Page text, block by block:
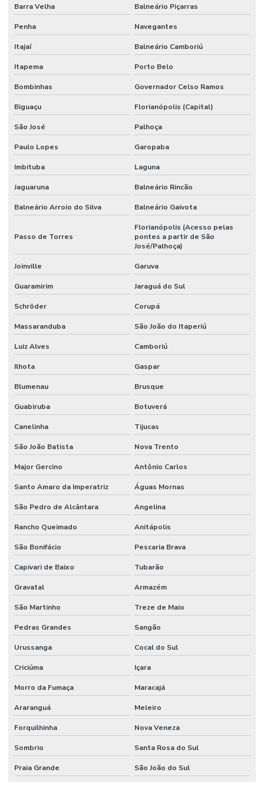
Barra Velha Balneário Piçarras
Penha Navegantes
Itajaí Balneário Camboriú
Itapema Porto Belo
Bombinhas Governador Celso Ramos
Biguaçu Florianópolis (Capital)
São José Palhoça
Paulo Lopes Garopaba
Imbituba Laguna
Jaguaruna Balneário Rincão
Balneário Arroio do Silva Balneário Gaivota
Passo de Torres
Florianópolis (Acesso pelas
pontes a partir de São
José/Palhoça)
Joinville Garuva
Guaramirim Jaraguá do Sul
Schröder Corupá
Massaranduba São João do Itaperiú
Luiz Alves Camboriú
Ilhota Gaspar
Blumenau Brusque
Guabiruba Botuverá
Canelinha Tijucas
São João Batista Nova Trento
Major Gercino Antônio Carlos
Santo Amaro da Imperatriz Águas Mornas
São Pedro de Alcântara Angelina
Rancho Queimado Anitápolis
São Bonifácio Pescaria Brava
Capivari de Baixo Tubarão
Gravatal Armazém
São Martinho Treze de Maio
Pedras Grandes Sangão
Urussanga Cocal do Sul
Criciúma Içara
Morro da Fumaça Maracajá
Araranguá Meleiro
Forquilhinha Nova Veneza
Sombrio Santa Rosa do Sul
Praia Grande São João do Sul